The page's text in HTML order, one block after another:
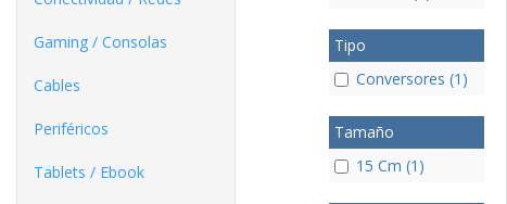
Gaming / Consolas
Cables
Periféricos
Tablets / Ebook
Tipo
Conversores (1)
Tamaño
15 Cm (1)